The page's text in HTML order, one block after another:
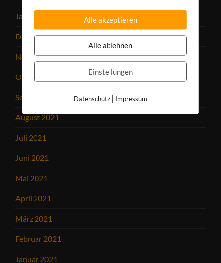
Januar 2022
Dezember 2021
November 2021
Oktober 2021
September 2021
August 2021
Juli 2021
Juni 2021
Mai 2021
April 2021
März 2021
Februar 2021
Januar 2021
Alle akzeptieren
Alle ablehnen
Einstellungen
Datenschutz| Impressum